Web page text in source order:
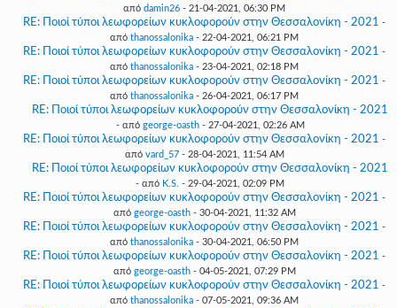
από damin26 - 21-04-2021, 06:30 PM
RE: Ποιοί τύποι λεωφορείων κυκλοφορούν στην Θεσσαλονίκη - 2021 -
από thanossalonika - 22-04-2021, 06:21 PM
RE: Ποιοί τύποι λεωφορείων κυκλοφορούν στην Θεσσαλονίκη - 2021 -
από thanossalonika - 23-04-2021, 02:18 PM
RE: Ποιοί τύποι λεωφορείων κυκλοφορούν στην Θεσσαλονίκη - 2021 -
από thanossalonika - 26-04-2021, 06:17 PM
RE: Ποιοί τύποι λεωφορείων κυκλοφορούν στην Θεσσαλονίκη - 2021
- από george-oasth- 27-04-2021, 02:26 AM
RE: Ποιοί τύποι λεωφορείων κυκλοφορούν στην Θεσσαλονίκη - 2021 -
από vard_57- 28-04-2021, 11:54 AM
RE: Ποιοί τύποι λεωφορείων κυκλοφορούν στην Θεσσαλονίκη - 2021
- από K.S. - 29-04-2021, 02:09 PM
RE: Ποιοί τύποι λεωφορείων κυκλοφορούν στην Θεσσαλονίκη - 2021 -
από george-oasth- 30-04-2021, 11:32 AM
RE: Ποιοί τύποι λεωφορείων κυκλοφορούν στην Θεσσαλονίκη - 2021 -
από thanossalonika - 30-04-2021, 06:50 PM
RE: Ποιοί τύποι λεωφορείων κυκλοφορούν στην Θεσσαλονίκη - 2021 -
από george-oasth- 04-05-2021, 07:29 PM
RE: Ποιοί τύποι λεωφορείων κυκλοφορούν στην Θεσσαλονίκη - 2021 -
από thanossalonika - 07-05-2021, 09:36 AM